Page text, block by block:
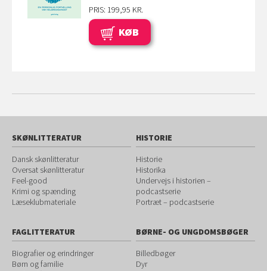
PRIS: 199,95 KR.
KØB
SKØNLITTERATUR
Dansk skønlitteratur
Oversat skønlitteratur
Feel-good
Krimi og spænding
Læseklubmateriale
HISTORIE
Historie
Historika
Undervejs i historien –
podcastserie
Portræt – podcastserie
FAGLITTERATUR
Biografier og erindringer
Børn og familie
BØRNE- OG UNGDOMSBØGER
Billedbøger
Dyr